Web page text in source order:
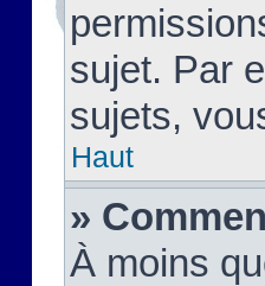
sujet. Par
sujets,
Haut
»
À moins